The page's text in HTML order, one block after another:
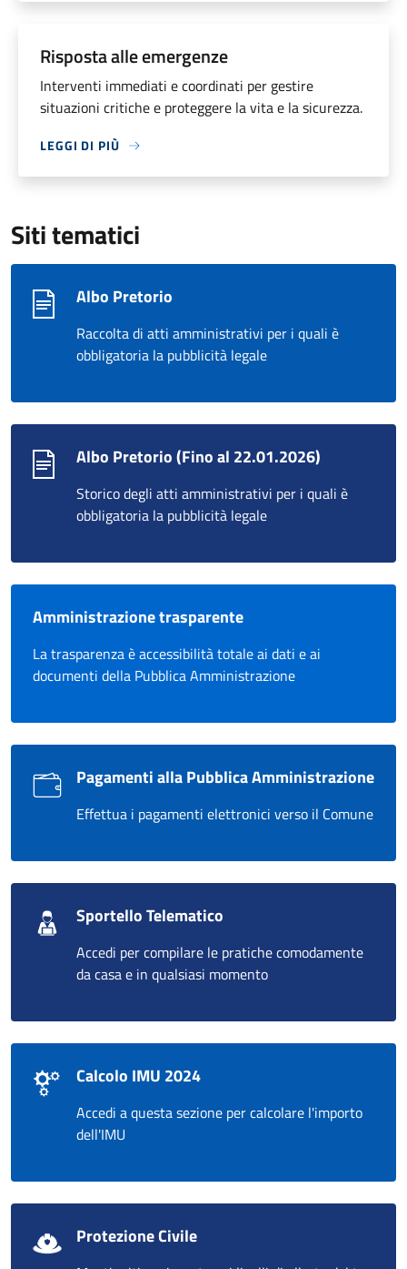
Risposta alle emergenze
Interventi immediati e coordinati per gestire
situazioni critiche e proteggere la vita e la sicurezza.
LEGGI DI PIÙ
Siti tematici
Albo Pretorio
Raccolta di atti amministrativi per i quali è
obbligatoria la pubblicità legale
Albo Pretorio (Fino al 22.01.2026)
Storico degli atti amministrativi per i quali è
obbligatoria la pubblicità legale
Amministrazione trasparente
La trasparenza è accessibilità totale ai dati e ai
documenti della Pubblica Amministrazione
Pagamenti alla Pubblica Amministrazione
Effettua i pagamenti elettronici verso il Comune
Sportello Telematico
Accedi per compilare le pratiche comodamente
da casa e in qualsiasi momento
Calcolo IMU 2024
Accedi a questa sezione per calcolare l'importo
dell'IMU
Protezione Civile